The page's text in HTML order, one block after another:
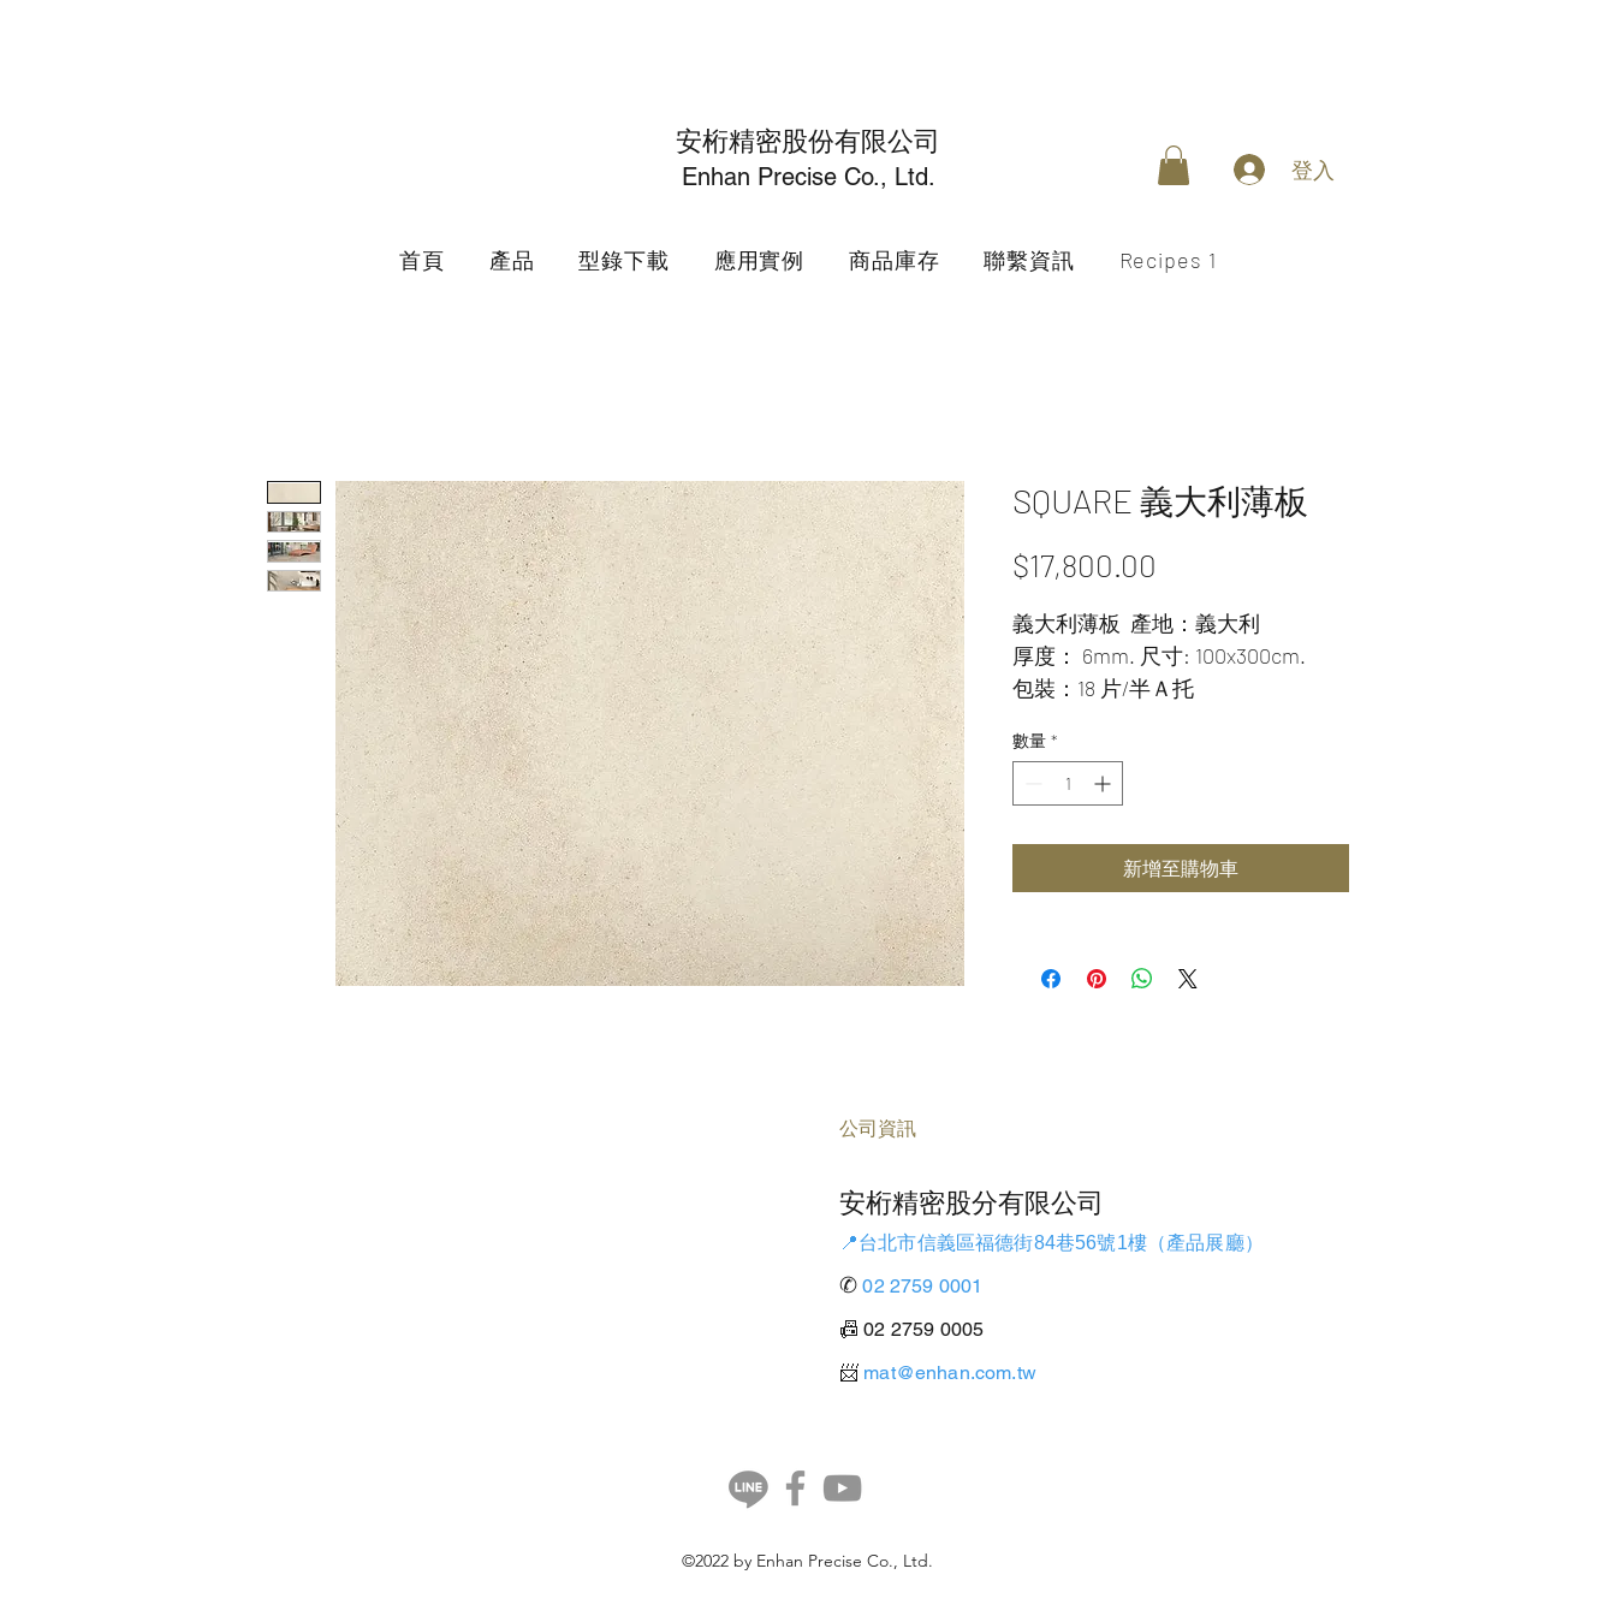
安桁精密股份有限公司
Enhan Precise Co., Ltd. 登入
首頁 產品 型錄下載 應用實例 商品庫存 聯繫資訊 Recipes 1
SQUARE 義大利薄板
$17,800.00
格
義大利薄板  產地：義大利
厚度： 6mm. 尺寸: 100x300cm.
包裝：18 片/半Ａ托
數量 *
新增至購物車
公司資訊
安桁精密股分有限公司
📍台北市信義區福德街84巷56號1樓（產品展廳）
✆ 02 2759 0001
📠 02 2759 0005
​📨 mat@enhan.com.tw
©2022 by Enhan Precise Co., Ltd.